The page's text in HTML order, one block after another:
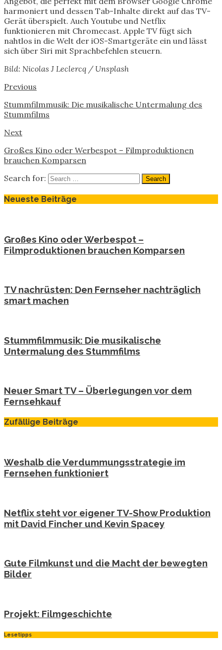
harmoniert und dessen Tab-Inhalte direkt auf das TV-
Gerät überspielt. Auch Youtube und Netflix
funktionieren mit Chromecast. Apple TV fügt sich
nahtlos in die Welt der iOS-Smartgeräte ein und lässt
sich über Siri mit Sprachbefehlen steuern.
Bild: Nicolas J Leclercq / Unsplash
Previous
Stummfilmmusik: Die musikalische Untermalung des
Stummfilms
Next
Großes Kino oder Werbespot – Filmproduktionen
brauchen Komparsen
Search for:
Neueste Beiträge
Großes Kino oder Werbespot –
Filmproduktionen brauchen Komparsen
TV nachrüsten: Den Fernseher nachträglich
smart machen
Stummfilmmusik: Die musikalische
Untermalung des Stummfilms
Neuer Smart TV – Überlegungen vor dem
Fernsehkauf
Zufällige Beiträge
Weshalb die Verdummungsstrategie im
Fernsehen funktioniert
Netflix steht vor eigener TV-Show Produktion
mit David Fincher und Kevin Spacey
Gute Filmkunst und die Macht der bewegten
Bilder
Projekt: Filmgeschichte
Lesetipps